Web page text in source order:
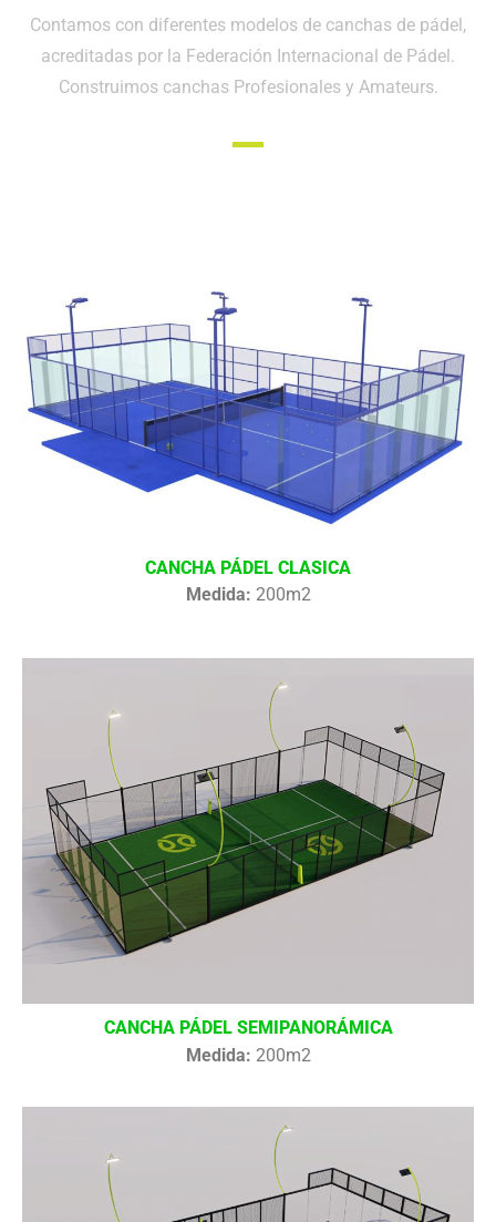
Contamos con diferentes modelos de canchas de pádel,
acreditadas por la Federación Internacional de Pádel.
Construimos canchas Profesionales y Amateurs.
CANCHA PÁDEL CLASICA
Medida: 200m2
CANCHA PÁDEL SEMIPANORÁMICA
Medida: 200m2